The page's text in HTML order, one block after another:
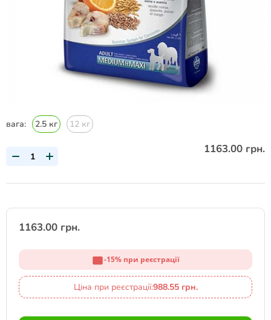
вага: 2.5 кг 12 кг
1163.00 грн.
1163.00 грн.
-15% при реєстрації
Ціна при реєстрації:988.55 грн.